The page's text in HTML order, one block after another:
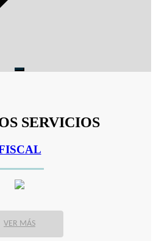
SERVICIOS
VER MÁS